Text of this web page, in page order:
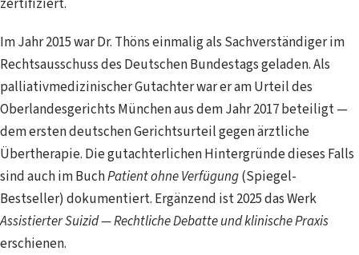
zertifiziert.
Im Jahr 2015 war Dr. Thöns einmalig als Sachverständiger im
Rechtsausschuss des Deutschen Bundestags geladen. Als
palliativmedizinischer Gutachter war er am Urteil des
Oberlandesgerichts München aus dem Jahr 2017 beteiligt —
dem ersten deutschen Gerichtsurteil gegen ärztliche
Übertherapie. Die gutachterlichen Hintergründe dieses Falls
sind auch im BuchPatient ohne Verfügung(Spiegel-
Bestseller) dokumentiert. Ergänzend ist 2025 das Werk
Assistierter Suizid — Rechtliche Debatte und klinische Praxis
erschienen.